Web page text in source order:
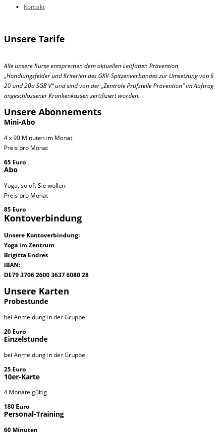
Kontakt
Unsere Tarife
Alle unsere Kurse entsprechen dem aktuellen Leitfaden Prävention
„Handlungsfelder und Kriterien des GKV-Spitzenverbandes zur Umsetzung von §
20 und 20a SGB V“ und sind von der „Zentrale Prüfstelle Prävention“ im Auftrag
angeschlossener Krankenkassen zertifiziert worden.
Unsere Abonnements
Mini-Abo
4 x 90 Minuten im Monat
Preis pro Monat
65 Euro
Abo
Yoga, so oft Sie wollen
Preis pro Monat
85 Euro
Kontoverbindung
Unsere Kontoverbindung:
Yoga im Zentrum
Brigitta Endres
IBAN:
DE79 3706 2600 3637 6080 28
Unsere Karten
Probestunde
bei Anmeldung in der Gruppe
20 Euro
Einzelstunde
bei Anmeldung in der Gruppe
25 Euro
10er-Karte
4 Monate gültig
180 Euro
Personal-Training
60 Minuten